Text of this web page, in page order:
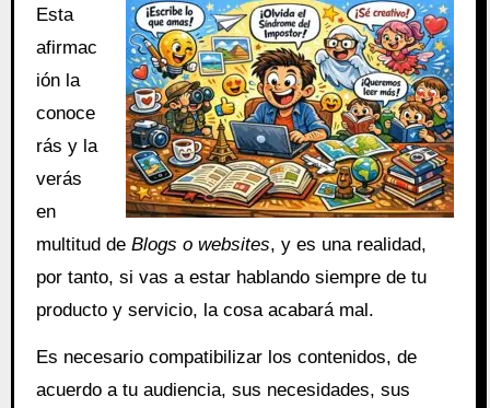
Esta
afirmac
ión la
conoce
rás y la
verás
en
multitud de Blogs o websites, y es una realidad,
por tanto, si vas a estar hablando siempre de tu
producto y servicio, la cosa acabará mal.
Es necesario compatibilizar los contenidos, de
acuerdo a tu audiencia, sus necesidades, sus